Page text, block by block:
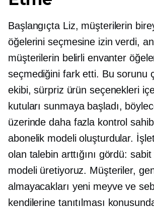
Başlangıçta Liz, müşterilerin
öğelerini seçmesine izin verdi,
müşterilerin belirli envanter
seçmediğini fark etti. Bu sorunu
ekibi, sürpriz ürün seçenekleri
kutuları sunmaya başladı,
üzerinde daha fazla kontrol
abonelik modeli oluşturdular.
olan talebin arttığını gördü: sabit
modeli üretiyoruz. Müşteriler,
almayacakları yeni meyve ve
kendilerine tanıtılması